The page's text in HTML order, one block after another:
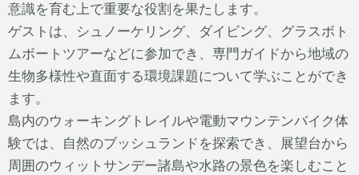
意識を育む上で重要な役割を果たします。
ゲストは、シュノーケリング、ダイビング、グラスボト
ムボートツアーなどに参加でき、専門ガイドから地域の
生物多様性や直面する環境課題について学ぶことができ
ます。
島内のウォーキングトレイルや電動マウンテンバイク体
験では、自然のブッシュランドを探索でき、展望台から
周囲のウィットサンデー諸島や水路の景色を楽しむこと